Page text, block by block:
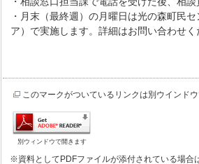
・月末（最終週）の月曜日は光の森町民
ア）で実施します。詳細はお問い合わせく
このマークがついているリンクは別ウインド
別ウィンドウで開きます
※資料としてPDFファイルが添付されている場合